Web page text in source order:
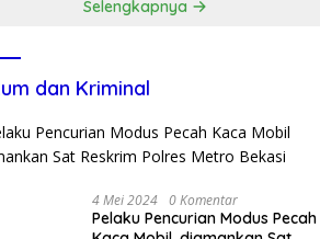
Selengkapnya
dan Kriminal
4 Mei 2024 0 Komentar
Pelaku Pencurian Modus Pecah